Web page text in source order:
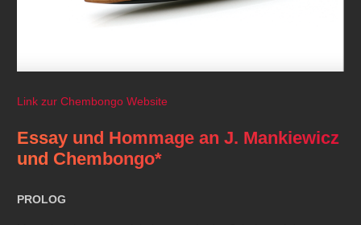
Link zur Chembongo Website
Essay und Hommage an J. Mankiewicz
und Chembongo*
PROLOG